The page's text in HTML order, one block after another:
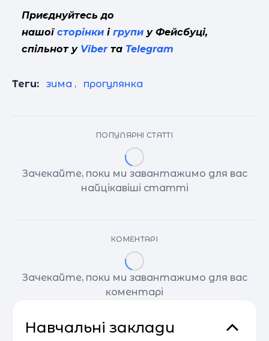
Приєднуйтесь до
нашої сторінки і групи у Фейсбуці,
спільнот у Viberта Telegram
Теги: зима , прогулянка
ПОПУЛЯРНІ СТАТТІ
Зачекайте, поки ми завантажимо для вас
найцікавіші статті
КОМЕНТАРІ
Зачекайте, поки ми завантажимо для вас
коментарі
Навчальні заклади